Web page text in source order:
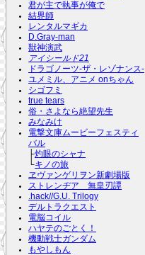
君が主で執事が俺で
結界師
レンタルマギカ
D.Gray-man
獣神演武
アイシールド21
ドラゴノーツ-ザ・レゾナンス-
ユメミル、アニメ onちゃん
シゴフミ
true tears
俗・さよなら絶望先生
みなみけ
電撃文庫ムービーフェスティ
バル
├灼眼のシャナ
└キノの旅
ヱヴァンゲリヲン新劇場版
ストレンヂア 無皇刃譚
.hack//G.U. Trilogy
デルトラクエスト
電脳コイル
ハヤテのごとく！
機動戦士ガンダム
もやしもん